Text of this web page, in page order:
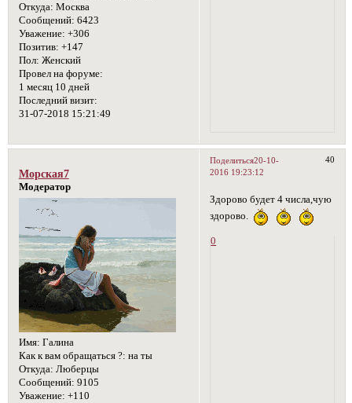
Откуда: Москва
Сообщений: 6423
Уважение: +306
Позитив: +147
Пол: Женский
Провел на форуме:
1 месяц 10 дней
Последний визит:
31-07-2018 15:21:49
Поделиться 40
20-10-
2016 19:23:12
Морская7
Модератор
Имя: Галина
Как к вам обращаться ?: на ты
Откуда: Люберцы
Сообщений: 9105
Уважение: +110
Здорово будет 4 числа,чую
здорово.
0